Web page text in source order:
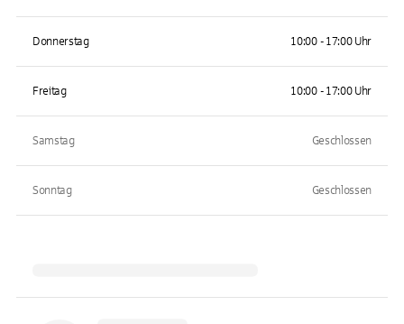
Donnerstag 10:00 - 17:00 Uhr
Freitag 10:00 - 17:00 Uhr
Samstag Geschlossen
Sonntag Geschlossen